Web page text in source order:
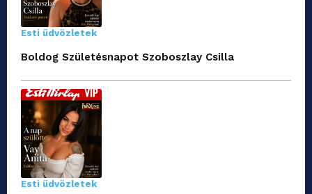
Esti üdvözletek
Boldog Születésnapot Szoboszlay Csilla
Esti üdvözletek